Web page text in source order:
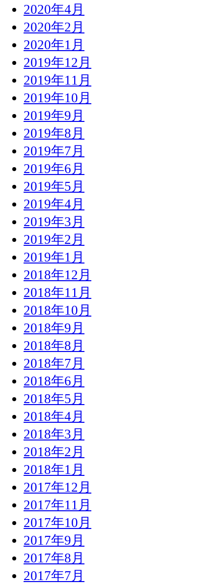
2020年4月
2020年2月
2020年1月
2019年12月
2019年11月
2019年10月
2019年9月
2019年8月
2019年7月
2019年6月
2019年5月
2019年4月
2019年3月
2019年2月
2019年1月
2018年12月
2018年11月
2018年10月
2018年9月
2018年8月
2018年7月
2018年6月
2018年5月
2018年4月
2018年3月
2018年2月
2018年1月
2017年12月
2017年11月
2017年10月
2017年9月
2017年8月
2017年7月